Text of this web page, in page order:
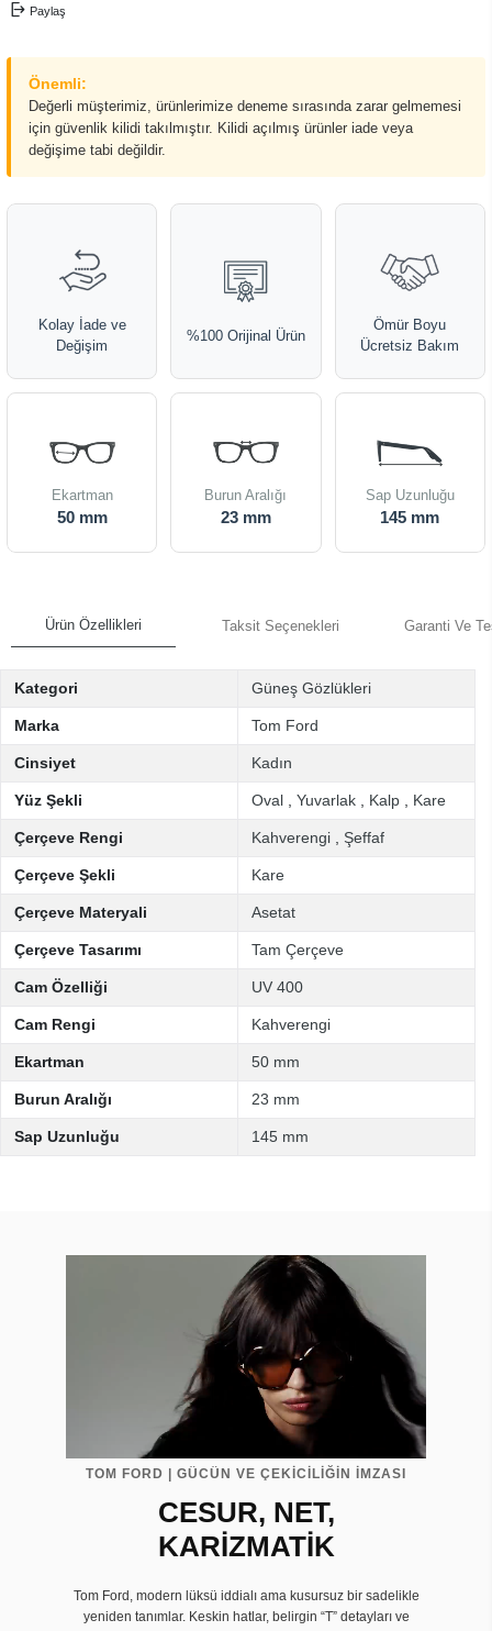
Paylaş
Önemli:
Değerli müşterimiz, ürünlerimize deneme sırasında zarar gelmemesi
için güvenlik kilidi takılmıştır. Kilidi açılmış ürünler iade veya
değişime tabi değildir.
Kolay İade ve
Değişim
%100 Orijinal Ürün
Ömür Boyu
Ücretsiz Bakım
Ekartman
50 mm
Burun Aralığı
23 mm
Sap Uzunluğu
145 mm
Ürün Özellikleri Taksit Seçenekleri Garanti Ve
Kategori Güneş Gözlükleri
Marka Tom Ford
Cinsiyet Kadın
Yüz Şekli Oval Yuvarlak Kalp Kare
Çerçeve Rengi Kahverengi Şeffaf
Çerçeve Şekli Kare
Çerçeve Materyali Asetat
Çerçeve Tasarımı Tam Çerçeve
Cam Özelliği UV 400
Cam Rengi Kahverengi
Ekartman 50 mm
Burun Aralığı 23 mm
Sap Uzunluğu 145 mm
TOM FORD | GÜCÜN VE ÇEKİCİLİĞİN İMZASI
CESUR, NET,
KARİZMATİK
Tom Ford, modern lüksü iddialı ama kusursuz bir sadelikle
yeniden tanımlar. Keskin hatlar, belirgin “T” detayları ve